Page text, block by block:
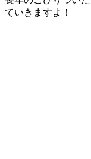
ていきますよ！